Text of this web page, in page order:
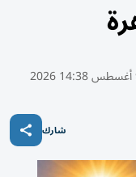
شارك